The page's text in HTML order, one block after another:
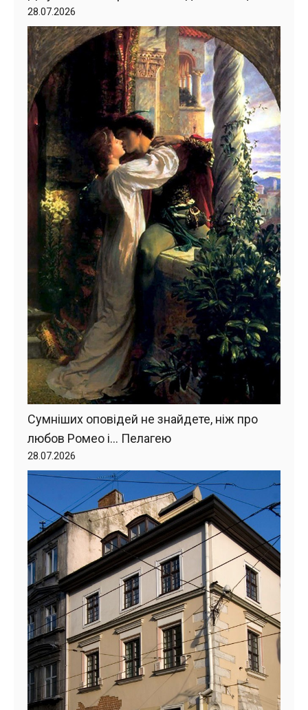
28.07.2026
Сумніших оповідей не знайдете, ніж про
любов Ромео і… Пелагею
28.07.2026